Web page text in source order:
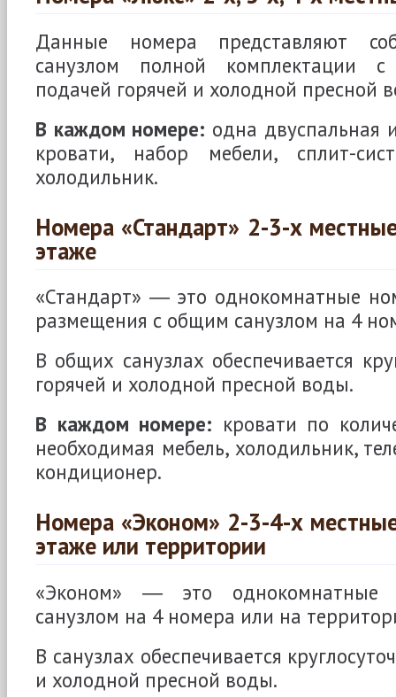
Данные номера представляют
санузлом полной комплектации с
подачей горячей и холодной пресной
В каждом номере: одна двуспальная
кровати, набор мебели, сплит-
холодильник.
Номера «Стандарт» 2-3-х
этаже
«Стандарт» ― это однокомнатные
размещения с общим санузлом на 4
В общих санузлах обеспечивается
горячей и холодной пресной воды.
В каждом номере: кровати по
необходимая мебель, холодильник,
кондиционер.
Номера «Эконом» 2-3-4-х
этаже или территории
«Эконом» ― это
санузлом на 4 номера или на
В санузлах обеспечивается
и холодной пресной воды.